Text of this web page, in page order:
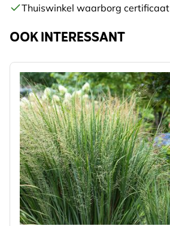
Thuiswinkel waarborg certificaat
OOK INTERESSANT